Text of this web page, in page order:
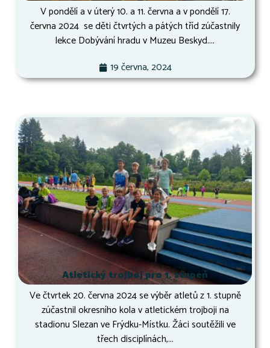
V pondělí a v úterý 10. a 11. června a v pondělí 17.
června 2024 se děti čtvrtých a pátých tříd zúčastnily
lekce Dobývání hradu v Muzeu Beskyd....
19 června, 2024
Atletický trojboj pro 1. stupeň
Ve čtvrtek 20. června 2024 se výběr atletů z 1. stupně
zúčastnil okresního kola v atletickém trojboji na
stadionu Slezan ve Frýdku-Místku. Žáci soutěžili ve
třech disciplínách,...